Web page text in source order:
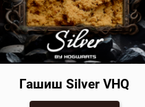
Гашиш Silver VHQ